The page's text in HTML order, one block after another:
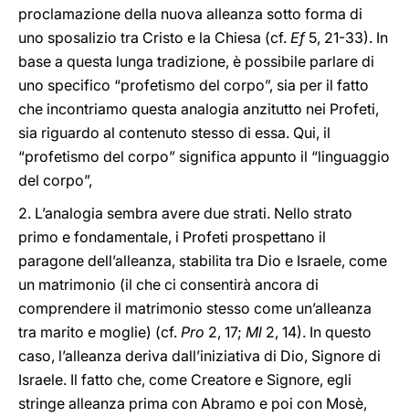
proclamazione della nuova alleanza sotto forma di
uno sposalizio tra Cristo e la Chiesa (cf. Ef5, 21-33). In
base a questa lunga tradizione, è possibile parlare di
uno specifico “profetismo del corpo”, sia per il fatto
che incontriamo questa analogia anzitutto nei Profeti,
sia riguardo al contenuto stesso di essa. Qui, il
“profetismo del corpo” significa appunto il “linguaggio
del corpo”,
2. L’analogia sembra avere due strati. Nello strato
primo e fondamentale, i Profeti prospettano il
paragone dell’alleanza, stabilita tra Dio e Israele, come
un matrimonio (il che ci consentirà ancora di
comprendere il matrimonio stesso come un’alleanza
tra marito e moglie) (cf. Pro 2, 17; Ml 2, 14). In questo
caso, l’alleanza deriva dall’iniziativa di Dio, Signore di
Israele. Il fatto che, come Creatore e Signore, egli
stringe alleanza prima con Abramo e poi con Mosè,